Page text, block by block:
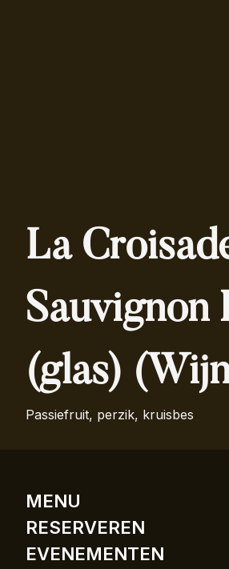
La
Sauvignon
(glas)
Passiefruit, perzik, kruisbes
MENU
RESERVEREN
EVENEMENTEN